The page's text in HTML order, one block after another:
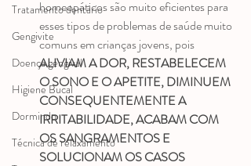
Tratamento dentário
Gengivite
Doença gengival
Higiene Bucal
Dormindo
Técnica de relaxamento
homeopáticos são muito eficientes para
esses tipos de problemas de saúde muito
comuns em crianças jovens, pois
ALIVIAM A DOR, RESTABELECEM
O SONO E O APETITE, DIMINUEM
CONSEQUENTEMENTE A
IRRITABILIDADE, ACABAM COM
OS SANGRAMENTOS E
SOLUCIONAM OS CASOS